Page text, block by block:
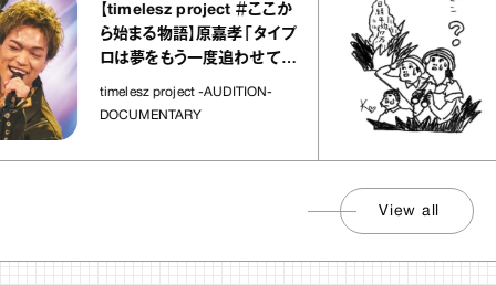
【timelesz project ＃ここか
ら始まる物語】原嘉孝「タイプ
ロは夢をもう一度追わせてく
timelesz project -AUDITION-
DOCUMENTARY
View all